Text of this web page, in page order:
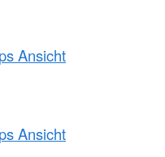
Ansicht
Ansicht